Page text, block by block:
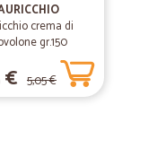
crema di
gr.150
€ 5,05 €